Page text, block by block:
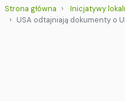
Strona główna
Inicjatywy
USA odtajniają dokumenty o